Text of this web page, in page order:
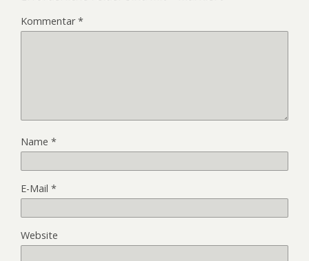
Kommentar*
Name *
E-Mail *
Website